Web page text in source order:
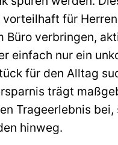
vorteilhaft für
Büro verbringen,
einfach nur ein
für den Alltag
trägt
Trageerlebnis
hinweg.